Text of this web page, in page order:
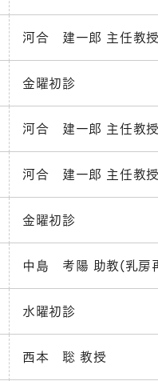
河合 建一郎 主任教授
金曜初診
河合 建一郎 主任教授
河合 建一郎 主任教授
金曜初診
中島 考陽 助教(乳房
水曜初診
西本 聡 教授